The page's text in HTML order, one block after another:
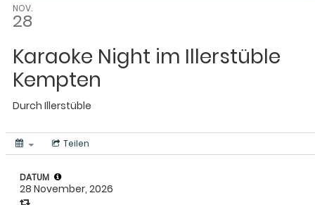
NOV.
28
Karaoke Night im Illerstüble
Kempten
Durch Illerstüble
Teilen
DATUM
28 November, 2026